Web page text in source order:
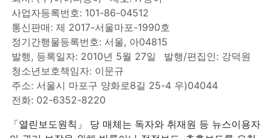
사업자등록번호: 101-86-04512
통신판매: 제 2017-서울마포-1990호
정기간행물등록번호: 서울, 아04815
발행, 등록일자: 2010년 5월 27일
발행/편집인: 강덕원
청소년보호책임자: 이문규
주소: 서울시 마포구 양화로8길 25-4 우)04044
전화: 02-6352-8220
「열린보도원칙」 당 매체는 독자와 취재원 등 뉴스이용자